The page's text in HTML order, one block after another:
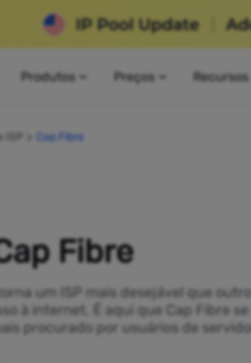
Produtos Preços Recursos
Cap Fibre
Fibre
um ISP mais desejável que
à internet. É aqui que Cap Fibre
procurado por usuários de